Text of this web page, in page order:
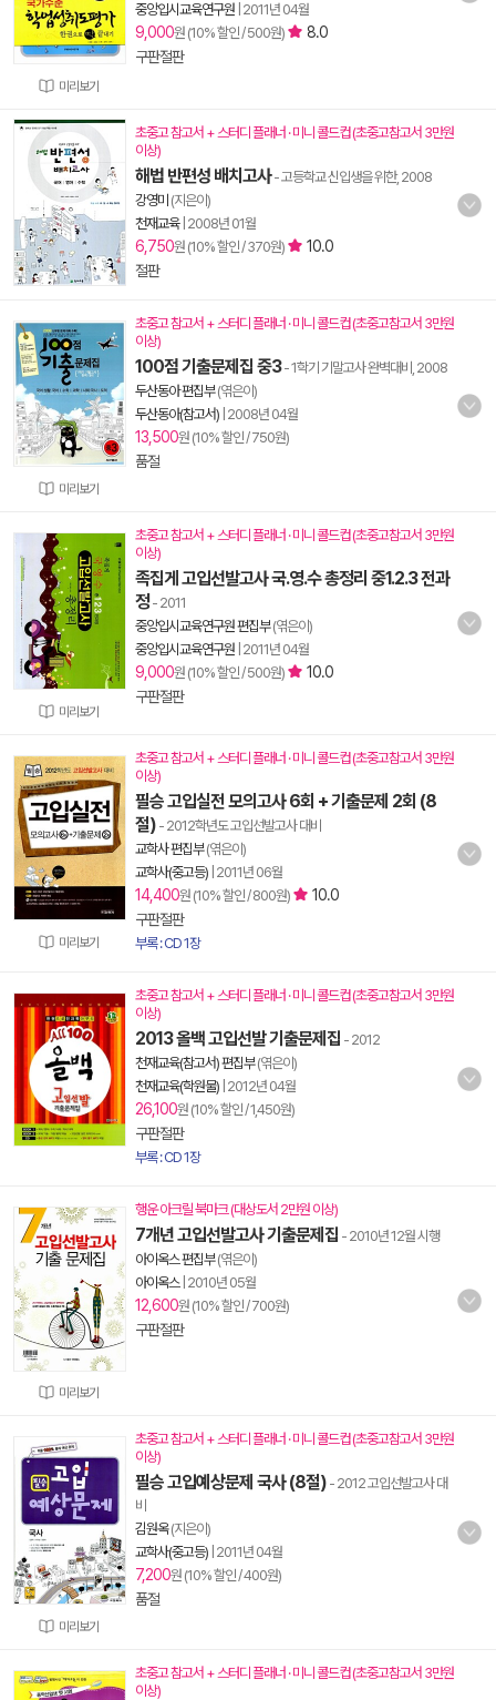
미리보기
중앙입시교육연구원 2011년 04월
9,000원 (10% 할인 / 500원)
8.0
구판절판
초중고 참고서 + 스터디 플래너 · 미니 콜드컵 (초중고참고서 3만원
이상)
해법 반편성 배치고사- 고등학교 신입생을 위한, 2008
강영미 (지은이)
천재교육| 2008년 01월
6,750원 (10% 할인 / 370원)
10.0
절판
미리보기
초중고 참고서 + 스터디 플래너 · 미니 콜드컵 (초중고참고서 3만원
이상)
100점 기출문제집 중3- 1학기 기말고사 완벽대비, 2008
두산동아 편집부(엮은이)
두산동아(참고서) 2008년 04월
13,500원 (10% 할인 / 750원)
품절
미리보기
초중고 참고서 + 스터디 플래너 · 미니 콜드컵 (초중고참고서 3만원
이상)
족집게 고입선발고사 국.영.수 총정리 중1.2.3 전과
정- 2011
중앙입시교육연구원 편집부(엮은이)
중앙입시교육연구원 2011년 04월
9,000원 (10% 할인 / 500원)
10.0
구판절판
미리보기
초중고 참고서 + 스터디 플래너 · 미니 콜드컵 (초중고참고서 3만원
이상)
필승 고입실전 모의고사 6회 + 기출문제 2회 (8
절) - 2012학년도 고입선발고사 대비
교학사 편집부(엮은이)
교학사(중고등) 2011년 06월
14,400원 (10% 할인 / 800원)
10.0
구판절판
부록 : CD 1장
초중고 참고서 + 스터디 플래너 · 미니 콜드컵 (초중고참고서 3만원
이상)
2013 올백 고입선발 기출문제집 - 2012
천재교육(참고서) 편집부(엮은이)
천재교육(학원물) 2012년 04월
26,100원 (10% 할인 / 1,450원)
구판절판
부록 : CD 1장
미리보기
행운 아크릴 북마크 (대상도서 2만원 이상)
7개년 고입선발고사 기출문제집 - 2010년 12월 시행
아이옥스 편집부(엮은이)
아이옥스| 2010년 05월
12,600원 (10% 할인 / 700원)
구판절판
미리보기
초중고 참고서 + 스터디 플래너 · 미니 콜드컵 (초중고참고서 3만원
이상)
필승 고입예상문제 국사 (8절) - 2012 고입선발고사 대
비
김원옥(지은이)
교학사(중고등) 2011년 04월
7,200원 (10% 할인 / 400원)
품절
초중고 참고서 + 스터디 플래너 · 미니 콜드컵 (초중고참고서 3만원
이상)